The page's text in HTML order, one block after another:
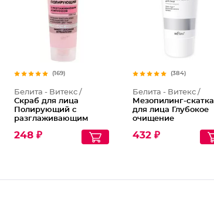
(169)
Белита - Витекс /
Скраб для лица
Полирующий c
разглаживающим
248 ₽
(384)
Белита - Витекс /
Мезопилинг-скатка
для лица Глубокое
очищение
432 ₽